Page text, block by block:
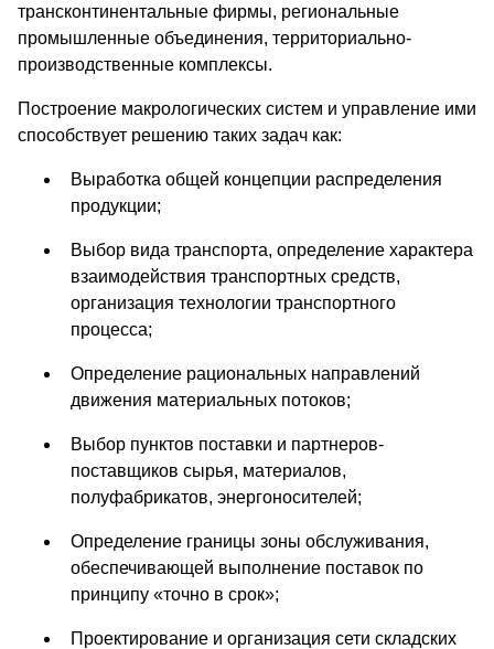
трансконтинентальные фирмы, региональные
промышленные объединения, территориально-
производственные комплексы.
Построение макрологических систем и управление ими
способствует решению таких задач как:
Выработка общей концепции распределения
продукции;
Выбор вида транспорта, определение характера
взаимодействия транспортных средств,
организация технологии транспортного
процесса;
Определение рациональных направлений
движения материальных потоков;
Выбор пунктов поставки и партнеров-
поставщиков сырья, материалов,
полуфабрикатов, энергоносителей;
Определение границы зоны обслуживания,
обеспечивающей выполнение поставок по
принципу «точно в срок»;
Проектирование и организация сети складских